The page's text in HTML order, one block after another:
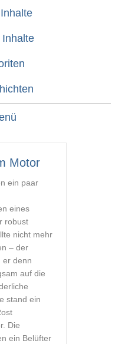
Inhalte
Motor
ein paar
eines
robust
nicht mehr
– der
er denn
auf die
stand ein
Die
ein Belüfter